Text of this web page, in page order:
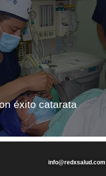
éxito catarata
info@redxsalud.com